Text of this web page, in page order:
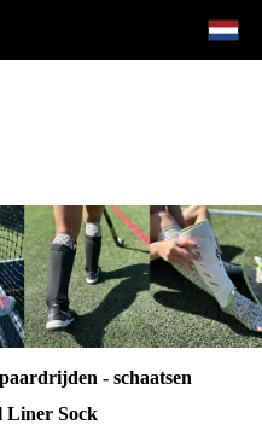
- schaatsen
Liner Sock